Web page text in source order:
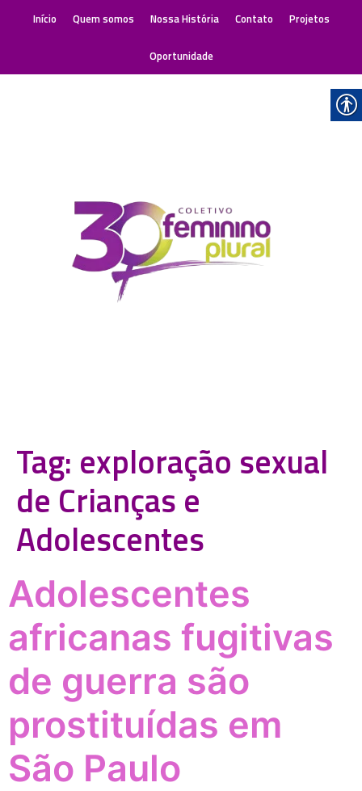
Início Quem somos Nossa História Contato Projetos
Oportunidade
Tag: exploração sexual
de Crianças e
Adolescentes
Adolescentes
africanas fugitivas
de guerra são
prostituídas em
São Paulo